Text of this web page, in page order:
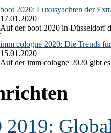
boot 2020: Luxusyachten der
17.01.2020
Auf der boot 2020 in Düsseldorf
imm cologne 2020: Die Trends
15.01.2020
Auf der imm cologne 2020 gibt